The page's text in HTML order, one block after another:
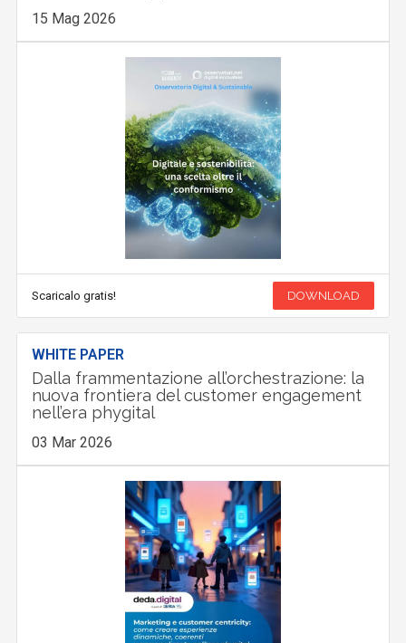
15 Mag 2026
Scaricalo gratis! DOWNLOAD
WHITE PAPER
Dalla frammentazione all’orchestrazione: la
nuova frontiera del customer engagement
nell’era phygital
03 Mar 2026